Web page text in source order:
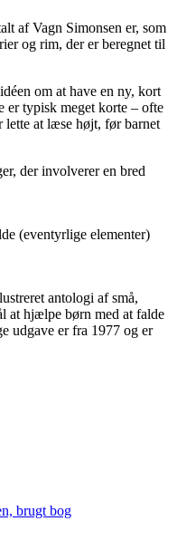
af Vagn Simonsen er, som
og rim, der er beregnet til
om at have en ny, kort
typisk meget korte – ofte
lette at læse højt, før barnet
der involverer en bred
(eventyrlige elementer)
antologi af små,
at hjælpe børn med at falde
udgave er fra 1977 og er